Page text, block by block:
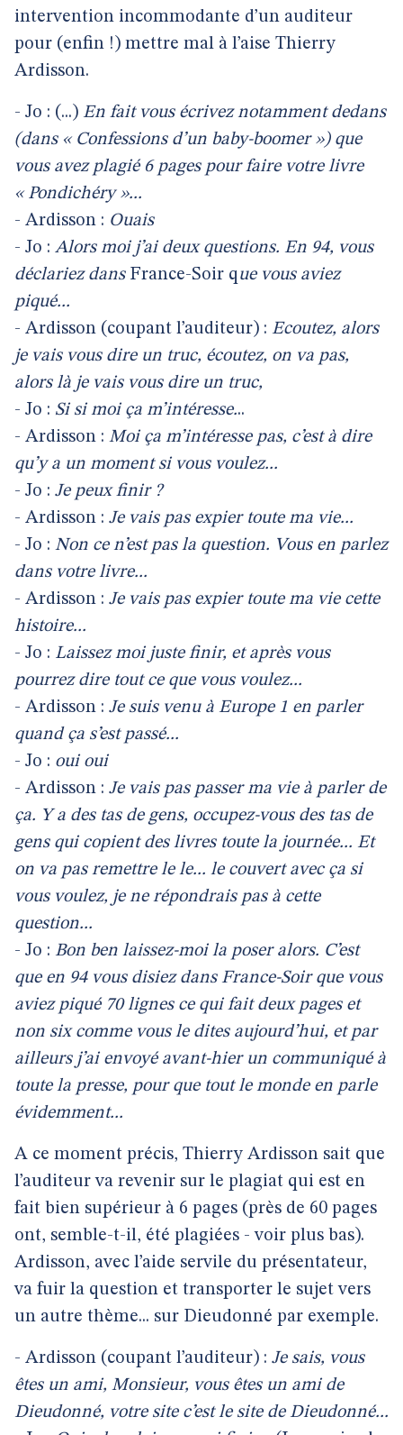
intervention incommodante d’un auditeur
pour (enfin !) mettre mal à l’aise Thierry
Ardisson.
- Jo : (...) En fait vous écrivez notamment dedans
(dans « Confessions d’un baby-boomer ») que
vous avez plagié 6 pages pour faire votre livre
« Pondichéry »...
- Ardisson : Ouais
- Jo : Alors moi j’ai deux questions. En 94, vous
déclariez dansFrance-Soir q ue vous aviez
piqué...
- Ardisson (coupant l’auditeur) : Ecoutez, alors
je vais vous dire un truc, écoutez, on va pas,
alors là je vais vous dire un truc,
- Jo : Si si moi ça m’intéresse...
- Ardisson : Moi ça m’intéresse pas, c’est à dire
qu’y a un moment si vous voulez...
- Jo : Je peux finir ?
- Ardisson : Je vais pas expier toute ma vie...
- Jo : Non ce n’est pas la question. Vous en parlez
dans votre livre...
- Ardisson : Je vais pas expier toute ma vie cette
histoire...
- Jo : Laissez moi juste finir, et après vous
pourrez dire tout ce que vous voulez...
- Ardisson : Je suis venu à Europe 1 en parler
quand ça s’est passé...
- Jo : oui oui
- Ardisson : Je vais pas passer ma vie à parler de
ça. Y a des tas de gens, occupez-vous des tas de
gens qui copient des livres toute la journée... Et
on va pas remettre le le... le couvert avec ça si
vous voulez, je ne répondrais pas à cette
question...
- Jo : Bon ben laissez-moi la poser alors. C’est
que en 94 vous disiez dans France-Soir que vous
aviez piqué 70 lignes ce qui fait deux pages et
non six comme vous le dites aujourd’hui, et par
ailleurs j’ai envoyé avant-hier un communiqué à
toute la presse, pour que tout le monde en parle
évidemment...
A ce moment précis, Thierry Ardisson sait que
l’auditeur va revenir sur le plagiat qui est en
fait bien supérieur à 6 pages (près de 60 pages
ont, semble-t-il, été plagiées - voir plus bas).
Ardisson, avec l’aide servile du présentateur,
va fuir la question et transporter le sujet vers
un autre thème... sur Dieudonné par exemple.
- Ardisson (coupant l’auditeur) : Je sais, vous
êtes un ami, Monsieur, vous êtes un ami de
Dieudonné, votre site c’est le site de Dieudonné...